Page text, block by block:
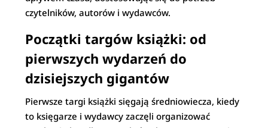
czytelników, autorów i wydawców.
Początki targów książki: od
pierwszych wydarzeń do
dzisiejszych gigantów
Pierwsze targi książki sięgają średniowiecza, kiedy
to księgarze i wydawcy zaczęli organizować